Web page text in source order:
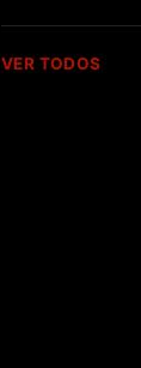
VER TODOS